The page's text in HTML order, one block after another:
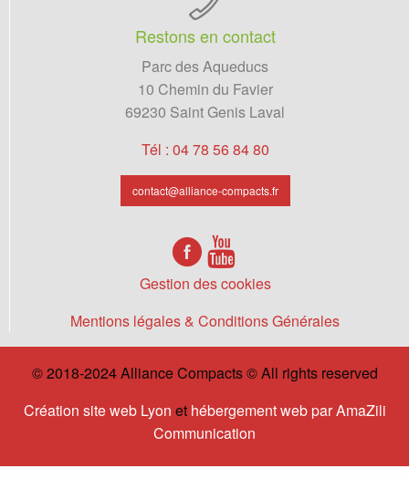
Restons en contact
Parc des Aqueducs
10 Chemin du Favier
69230 Saint Genis Laval
Tél : 04 78 56 84 80
contact@alliance-compacts.fr
Gestion des cookies
Mentions légales & Conditions Générales
© 2018-2024 Alliance Compacts © All rights reserved
Création site web Lyon et hébergement web par AmaZili
Communication